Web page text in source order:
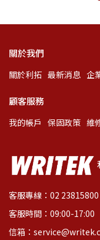
關於我們
關於利拓 最新消息 企
顧客服務
我的帳戶 保固政策 維
客服專線：02 23815800
客服時間：09:00-17:00
信箱：